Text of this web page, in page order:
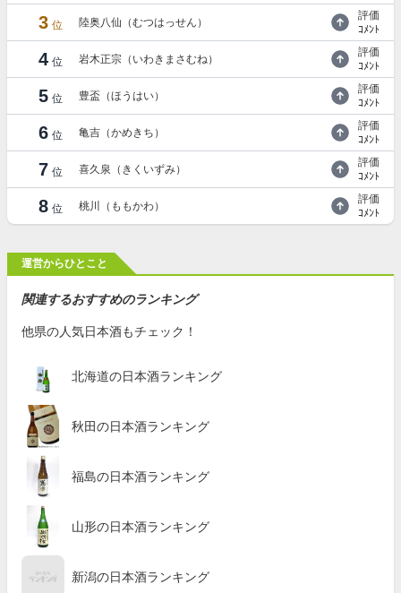
3 位 陸奥八仙（むつはっせん）
評価
ｺﾒﾝﾄ
4 位 岩木正宗（いわきまさむね）
評価
ｺﾒﾝﾄ
5 位 豊盃（ほうはい）
評価
ｺﾒﾝﾄ
6 位 亀吉（かめきち）
評価
ｺﾒﾝﾄ
7 位 喜久泉（きくいずみ）
評価
ｺﾒﾝﾄ
8 位 桃川（ももかわ）
評価
ｺﾒﾝﾄ
運営からひとこと
関連するおすすめのランキング
他県の人気日本酒もチェック！
北海道の日本酒ランキング
秋田の日本酒ランキング
福島の日本酒ランキング
山形の日本酒ランキング
新潟の日本酒ランキング